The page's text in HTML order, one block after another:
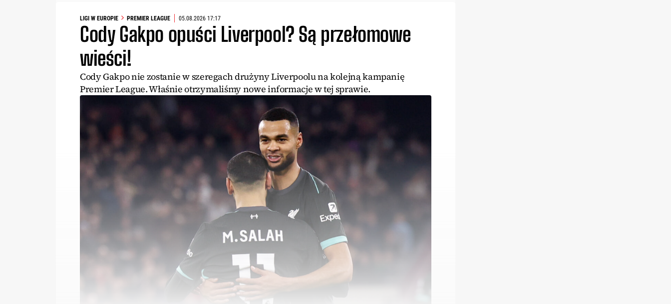
LIGI W EUROPIE PREMIER LEAGUE 05.08.2026 17:17
Cody Gakpo opuści Liverpool? Są przełomowe
wieści!
Cody Gakpo nie zostanie w szeregach drużyny Liverpoolu na kolejną kampanię
Premier League. Właśnie otrzymaliśmy nowe informacje w tej sprawie.